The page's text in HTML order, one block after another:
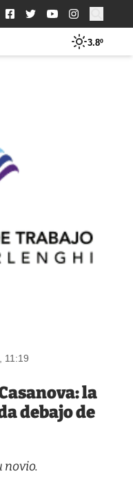
Buscar:
3.8º
11:19
la
debajo de
novio.